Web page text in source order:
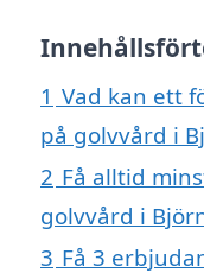
1 Vad kan ett
på golvvård i
2 Få alltid
golvvård i
3 Få 3